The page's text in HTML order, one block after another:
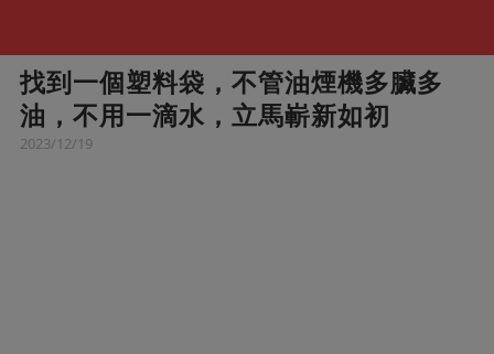
找到一個塑料袋，不管油煙機多臟多
油，不用一滴水，立馬嶄新如初
2023/12/19